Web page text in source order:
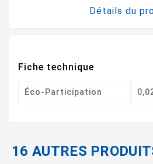
Détails du
Fiche technique
Éco-Participation
16 AUTRES